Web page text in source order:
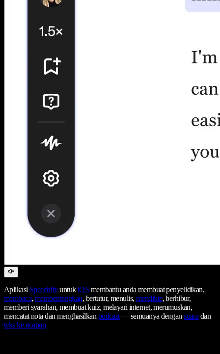
Aplikasi SpeechifyuntukiOS membantu anda membuat penyelidikan,
membaca, membentangkan, bertutur, menulis, mendikte, berhibur,
memberi syarahan, membuat kuiz, melayari internet, merumuskan,
mencatat nota dan menghasilkanpodcast— semuanya dengansuaradan
teks ke ucapan